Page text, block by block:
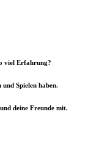
viel Erfahrung?
Spielen haben.
deine Freunde mit.